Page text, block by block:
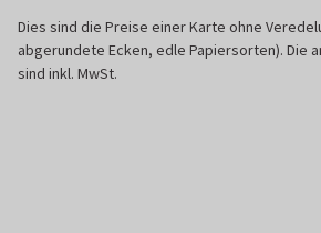
Dies sind die Preise einer Karte ohne
abgerundete Ecken, edle Papiersorten). Die
sind inkl. MwSt.